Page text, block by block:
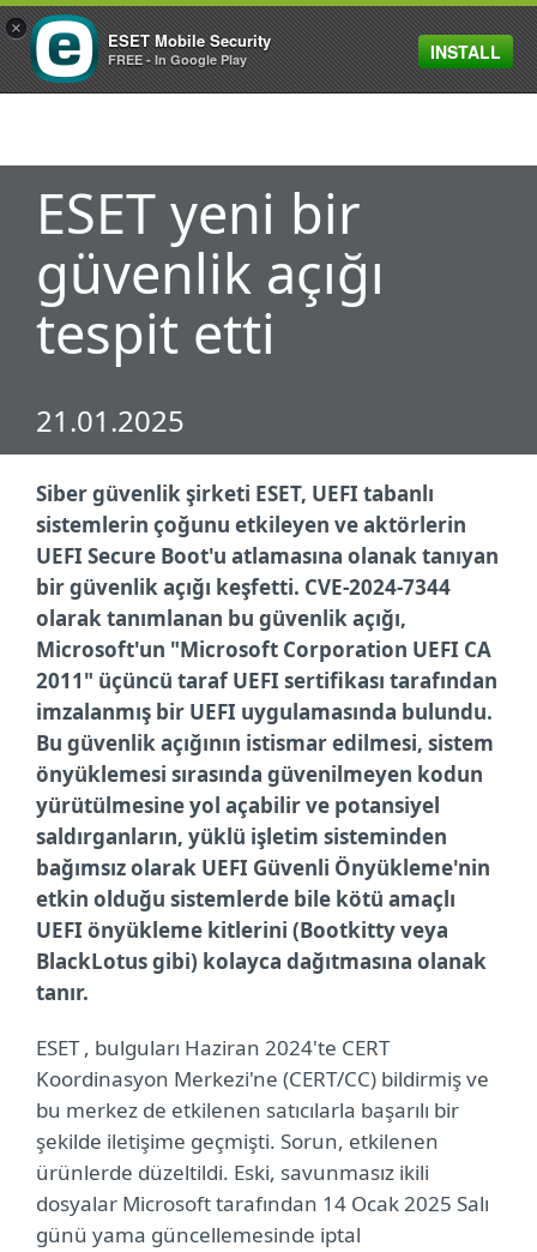
MENU
ESET yeni bir
güvenlik açığı
tespit etti
21.01.2025
Siber güvenlik şirketi ESET, UEFI tabanlı
sistemlerin çoğunu etkileyen ve aktörlerin
UEFI Secure Boot'u atlamasına olanak tanıyan
bir güvenlik açığı keşfetti. CVE-2024-7344
olarak tanımlanan bu güvenlik açığı,
Microsoft'un "Microsoft Corporation UEFI CA
2011" üçüncü taraf UEFI sertifikası tarafından
imzalanmış bir UEFI uygulamasında bulundu.
Bu güvenlik açığının istismar edilmesi, sistem
önyüklemesi sırasında güvenilmeyen kodun
yürütülmesine yol açabilir ve potansiyel
saldırganların, yüklü işletim sisteminden
bağımsız olarak UEFI Güvenli Önyükleme'nin
etkin olduğu sistemlerde bile kötü amaçlı
UEFI önyükleme kitlerini (Bootkitty veya
BlackLotus gibi) kolayca dağıtmasına olanak
tanır.
ESET , bulguları Haziran 2024'te CERT
Koordinasyon Merkezi'ne (CERT/CC) bildirmiş ve
bu merkez de etkilenen satıcılarla başarılı bir
şekilde iletişime geçmişti. Sorun, etkilenen
ürünlerde düzeltildi. Eski, savunmasız ikili
dosyalar Microsoft tarafından 14 Ocak 2025 Salı
günü yama güncellemesinde iptal
×
ESET Mobile Security
FREE - In Google Play INSTALL